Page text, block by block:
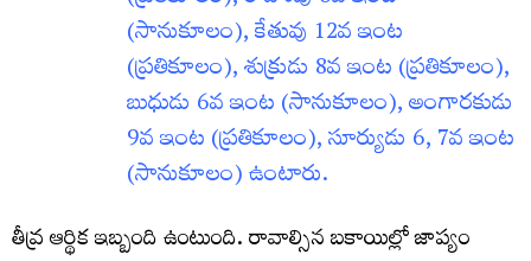
(సానుకూలం), కేతువు 12వ ఇంట
(ప్రతికూలం), శుక్రుడు 8వ ఇంట (ప్రతికూలం),
బుధుడు 6వ ఇంట (సానుకూలం), అంగారకుడు
9వ ఇంట (ప్రతికూలం), సూర్యుడు 6, 7వ ఇంట
(సానుకూలం) ఉంటారు.
తీవ్ర ఆర్థిక ఇబ్బంది ఉంటుంది. రావాల్సిన బకాయిల్లో జాప్యం